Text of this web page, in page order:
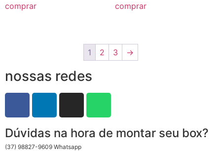
comprar comprar
1 2 3 →
nossas redes
Dúvidas na hora de montar seu box?
(37) 98827-9609 Whatsapp